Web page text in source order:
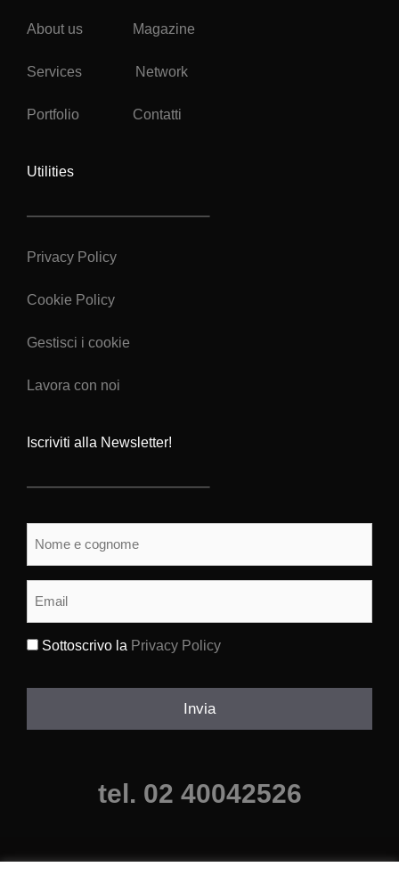
About us Magazine
Services Network
Portfolio Contatti
Utilities
Privacy Policy
Cookie Policy
Gestisci i cookie
Lavora con noi
Iscriviti alla Newsletter!
Sottoscrivo la Privacy Policy
Invia
tel. 02 40042526